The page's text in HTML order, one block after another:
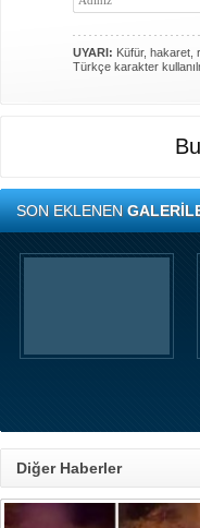
UYARI: Küfür, hakaret,
Türkçe karakter
SON EKLENEN
Diğer Haberler